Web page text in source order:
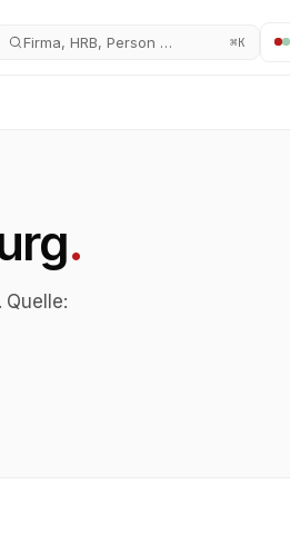
Firma, HRB, Person … ⌘K
.